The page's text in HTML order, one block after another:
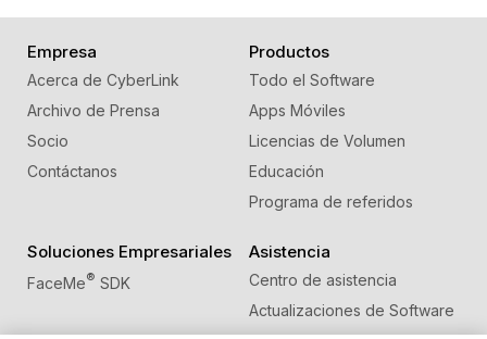
Empresa
Acerca de CyberLink
Archivo de Prensa
Socio
Contáctanos
Productos
Todo el Software
Apps Móviles
Licencias de Volumen
Educación
Programa de referidos
Soluciones Empresariales
FaceMe® SDK
Asistencia
Centro de asistencia
Actualizaciones de Software